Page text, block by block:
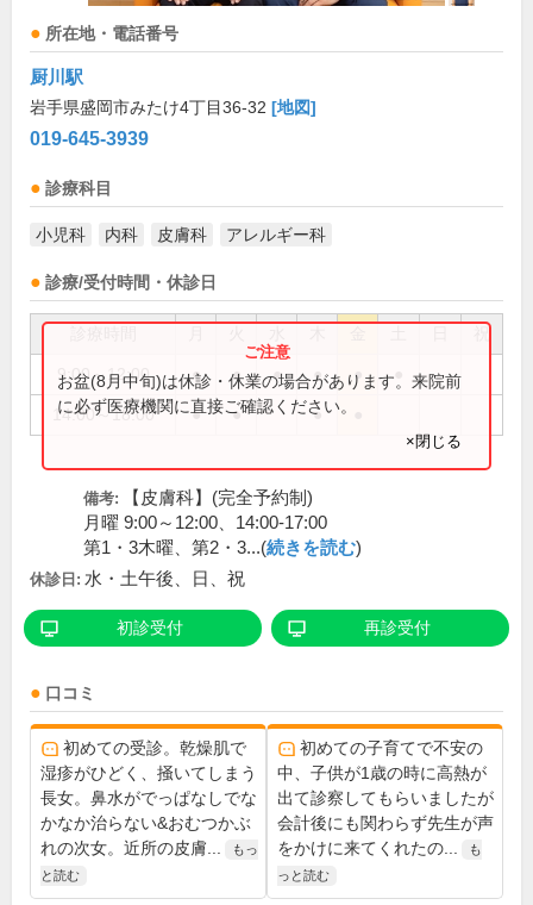
所在地・電話番号
厨川駅
岩手県盛岡市みたけ4丁目36-32 [地図]
019-645-3939
診療科目
小児科 内科 皮膚科 アレルギー科
診療/受付時間・休診日
9:00～12:00 ● ● ● ● ●
14:00～18:00 ● ● ●
お盆(8月中旬)は休診・休業の場合があります。来院前
に必ず医療機関に直接ご確認ください。
×閉じる
備考:
【皮膚科】(完全予約制)
月曜 9:00～12:00、14:00-17:00
第1・3木曜、第2・3...(続きを読む)
休診日: 水・土午後、日、祝
初診受付 再診受付
口コミ
初めての受診。乾燥肌で
湿疹がひどく、掻いてしまう
長女。鼻水がでっぱなしでな
かなか治らない&おむつかぶ
れの次女。近所の皮膚...
もっ
と読む
初めての子育てで不安の
中、子供が1歳の時に高熱が
出て診察してもらいましたが
会計後にも関わらず先生が声
をかけに来てくれたの...
も
っと読む